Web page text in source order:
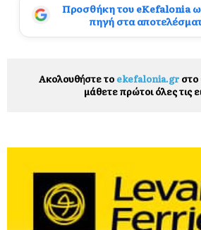
Προσθήκη του eKefalonia
πηγή στα
Ακολουθήστε το ekefalonia.grστο
μάθετε πρώτοι όλες τις